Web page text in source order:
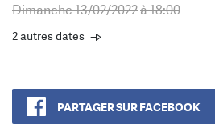
Dimanche 13/02/2022à 18:00
2 autres dates
PARTAGER SUR FACEBOOK